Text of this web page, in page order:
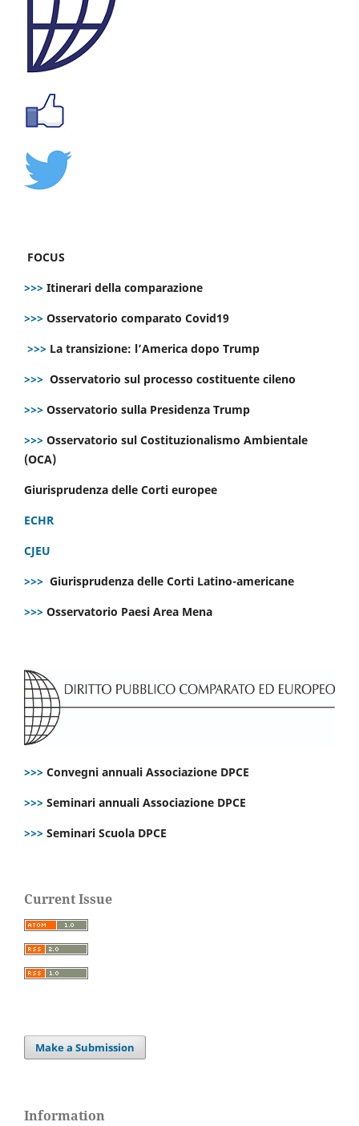
FOCUS
>>> Itinerari della comparazione
>>> Osservatorio comparato Covid19
>>> La transizione: l’America dopo Trump
>>> Osservatorio sul processo costituente cileno
>>> Osservatorio sulla Presidenza Trump
>>> Osservatorio sul Costituzionalismo Ambientale
(OCA)
Giurisprudenza delle Corti europee
ECHR
CJEU
>>> Giurisprudenza delle Corti Latino-americane
>>> Osservatorio Paesi Area Mena
>>> Convegni annuali Associazione DPCE
>>> Seminari annuali Associazione DPCE
>>> Seminari Scuola DPCE
Current Issue
Make a Submission
Information